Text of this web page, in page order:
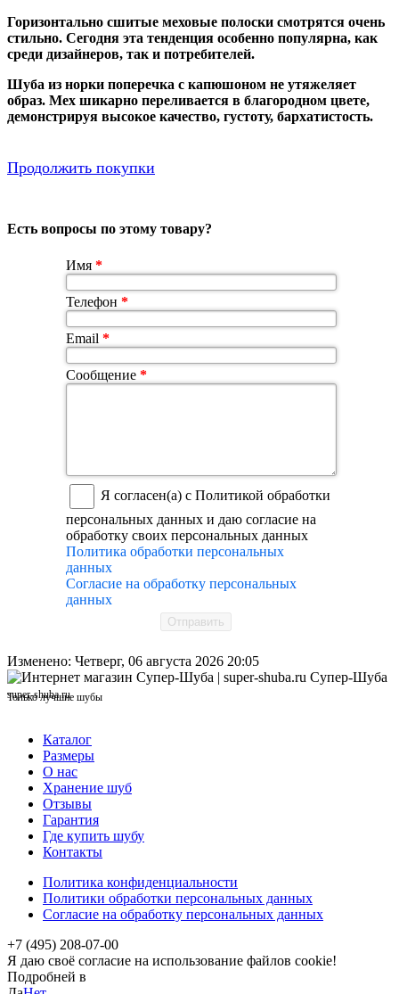
Горизонтально сшитые меховые полоски смотрятся очень
стильно. Сегодня эта тенденция особенно популярна, как
среди дизайнеров, так и потребителей.
Шуба из норки поперечка с капюшоном не утяжеляет
образ. Мех шикарно переливается в благородном цвете,
демонстрируя высокое качество, густоту, бархатистость.
Продолжить покупки
Есть вопросы по этому товару?
Имя *
Телефон *
Email *
Сообщение *
Я согласен(а) с Политикой обработки
персональных данных и даю согласие на
обработку своих персональных данных
Политика обработки персональных
данных
Согласие на обработку персональных
данных
Отправить
Изменено: Четверг, 06 августа 2026 20:05
Супер-Шуба
super-shuba.ru
Только лучшие шубы
Каталог
Размеры
О нас
Хранение шуб
Отзывы
Гарантия
Где купить шубу
Контакты
Политика конфиденциальности
Политики обработки персональных данных
Согласие на обработку персональных данных
+7 (495) 208-07-00
Я даю своё согласие на использование файлов cookie!
Подробней в